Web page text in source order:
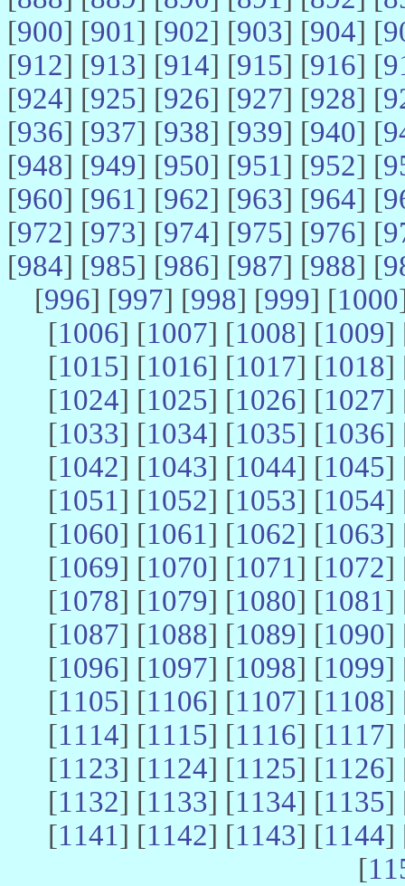
[900] [901] [902] [903] [904] [
[912] [913] [914] [915] [916] [
[924] [925] [926] [927] [928] [
[936] [937] [938] [939] [940] [
[948] [949] [950] [951] [952] [
[960] [961] [962] [963] [964] [
[972] [973] [974] [975] [976] [
[984] [985] [986] [987] [988] [
[996] [997] [998] [999] [1000
[1006] [1007] [1008] [1009]
[1015] [1016] [1017] [1018]
[1024] [1025] [1026] [1027]
[1033] [1034] [1035] [1036]
[1042] [1043] [1044] [1045]
[1051] [1052] [1053] [1054]
[1060] [1061] [1062] [1063]
[1069] [1070] [1071] [1072]
[1078] [1079] [1080] [1081]
[1087] [1088] [1089] [1090]
[1096] [1097] [1098] [1099]
[1105] [1106] [1107] [1108]
[1114] [1115] [1116] [1117]
[1123] [1124] [1125] [1126]
[1132] [1133] [1134] [1135]
[1141] [1142] [1143] [1144]
[